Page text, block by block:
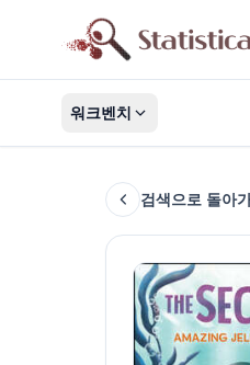
워크벤치
검색으로 돌아가